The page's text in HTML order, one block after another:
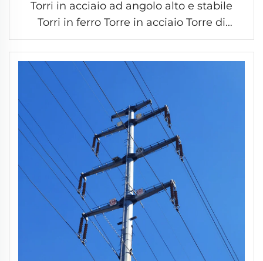
Torri in acciaio ad angolo alto e stabile
Torri in ferro Torre in acciaio Torre di
trasmissione